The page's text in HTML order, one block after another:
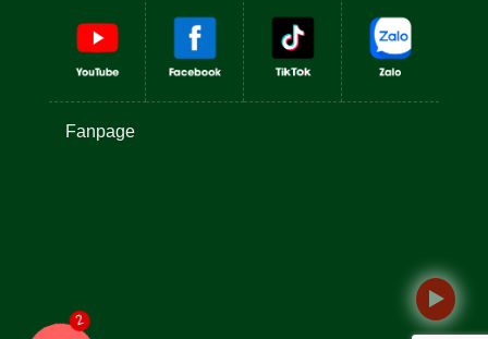
Fanpage
2